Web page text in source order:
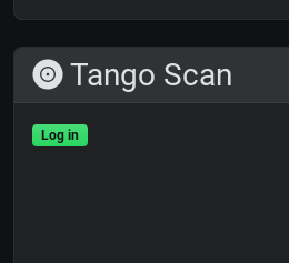
Tango Scan
Log in